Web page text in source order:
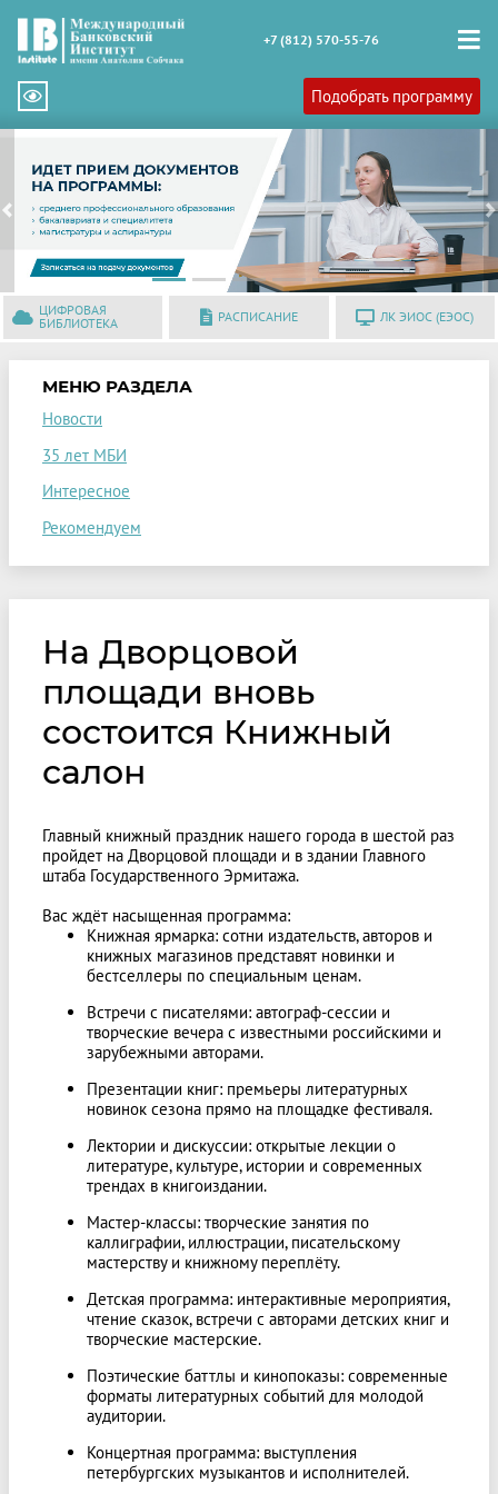
+7 (812) 570-55-76
Подобрать программу
Previous
ЦИФРОВАЯ
БИБЛИОТЕКА
РАСПИСАНИЕ ЛК ЭИОС (ЕЭОС)
МЕНЮ РАЗДЕЛА
Новости
35 лет МБИ
Интересное
Рекомендуем
На Дворцовой
площади вновь
состоится Книжный
салон
Главный книжный праздник нашего города в шестой раз
пройдет на Дворцовой площади и в здании Главного
штаба Государственного Эрмитажа.
Вас ждёт насыщенная программа:
Книжная ярмарка: сотни издательств, авторов и
книжных магазинов представят новинки и
бестселлеры по специальным ценам.
Встречи с писателями: автограф‑сессии и
творческие вечера с известными российскими и
зарубежными авторами.
Презентации книг: премьеры литературных
новинок сезона прямо на площадке фестиваля.
Лектории и дискуссии: открытые лекции о
литературе, культуре, истории и современных
трендах в книгоиздании.
Мастер‑классы: творческие занятия по
каллиграфии, иллюстрации, писательскому
мастерству и книжному переплёту.
Детская программа: интерактивные мероприятия,
чтение сказок, встречи с авторами детских книг и
творческие мастерские.
Поэтические баттлы и кинопоказы: современные
форматы литературных событий для молодой
аудитории.
Концертная программа: выступления
петербургских музыкантов и исполнителей.